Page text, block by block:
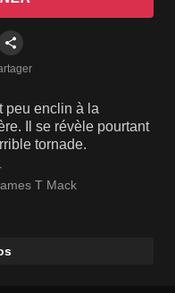
peu enclin à la
Il se révèle pourtant
tornade.
T Mack